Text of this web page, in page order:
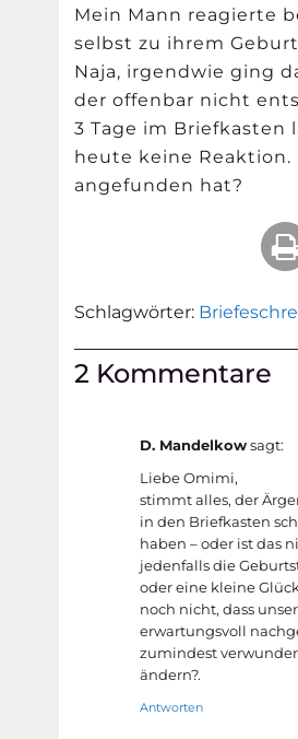
Mein Mann reagierte
selbst zu ihrem
Naja, irgendwie ging
der offenbar nicht
3 Tage im Briefkasten
heute keine
angefunden hat?
Schlagwörter:
2 Kommentare
D. Mandelkow sagt:
Liebe Omimi,
stimmt alles, der
in den Briefkasten
haben – oder ist das
jedenfalls die
oder eine kleine
noch nicht, dass
erwartungsvoll
zumindest
ändern?.
Antworten